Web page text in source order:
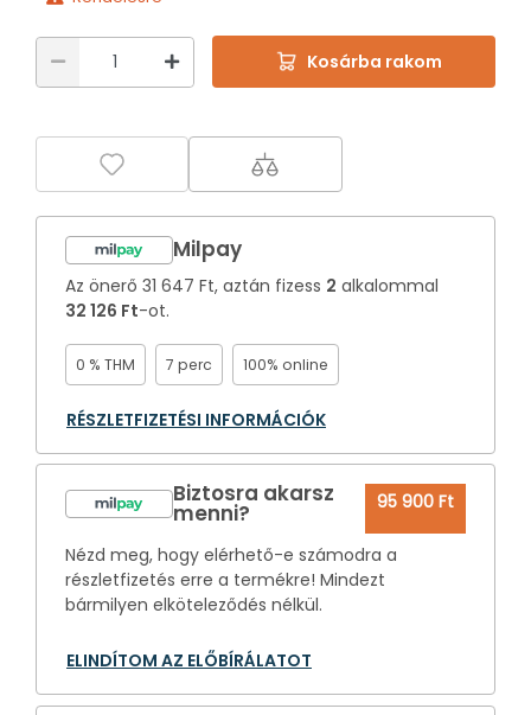
Kosárba rakom
Milpay
Az önerő 31 647 Ft, aztán fizess 2 alkalommal
32 126 Ft-ot.
0 % THM 7 perc 100% online
RÉSZLETFIZETÉSI INFORMÁCIÓK
Biztosra akarsz
menni? 95 900 Ft
Nézd meg, hogy elérhető-e számodra a
részletfizetés erre a termékre! Mindezt
bármilyen elköteleződés nélkül.
ELINDÍTOM AZ ELŐBÍRÁLATOT